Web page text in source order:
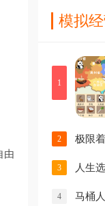
由
模拟
1
2
3
4